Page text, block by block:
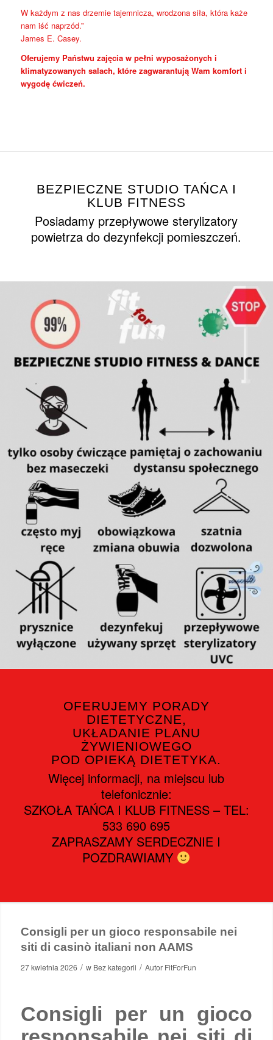
W każdym z nas drzemie tajemnicza, wrodzona siła, która każe
nam iść naprzód.”
James E. Casey.
Oferujemy Państwu zajęcia w pełni wyposażonych i
klimatyzowanych salach, które zagwarantują Wam komfort i
wygodę ćwiczeń.
BEZPIECZNE STUDIO TAŃCA I
KLUB FITNESS
Posiadamy przepływowe sterylizatory
powietrza do dezynfekcji pomieszczeń.
OFERUJEMY PORADY
DIETETYCZNE,
UKŁADANIE PLANU
ŻYWIENIOWEGO
POD OPIEKĄ DIETETYKA.
Więcej informacji, na miejscu lub
telefonicznie:
SZKOŁA TAŃCA I KLUB FITNESS – TEL:
533 690 695
ZAPRASZAMY SERDECZNIE I
POZDRAWIAMY
Consigli per un gioco responsabile nei
siti di casinò italiani non AAMS
27 kwietnia 2026 / w Bez kategorii / Autor FitForFun
Consigli per un gioco